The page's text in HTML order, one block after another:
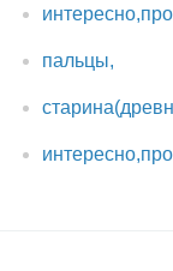
пальцы,